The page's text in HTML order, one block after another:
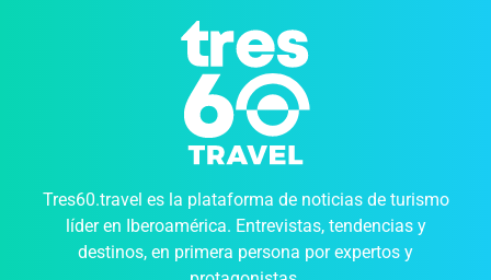
Tres60.travel es la plataforma de noticias de turismo
líder en Iberoamérica. Entrevistas, tendencias y
destinos, en primera persona por expertos y